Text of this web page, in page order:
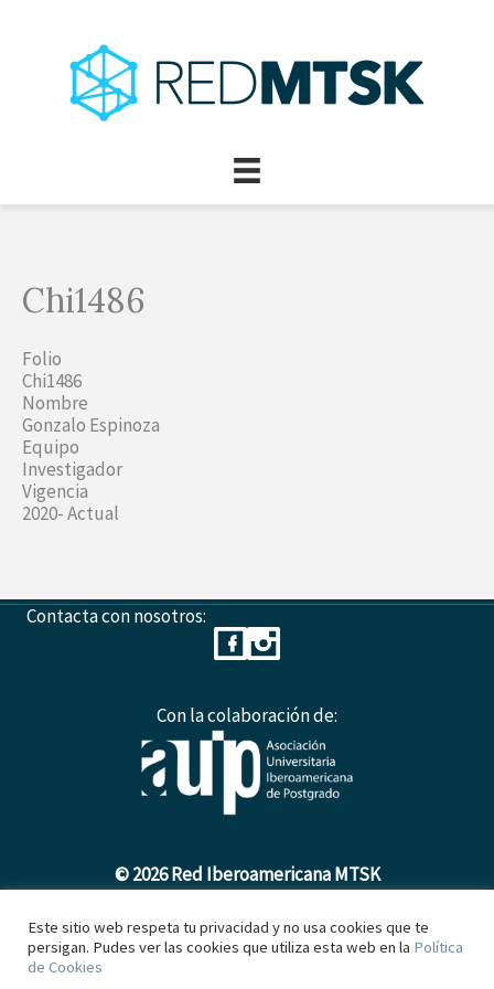
contenido
Chi1486
Folio
Chi1486
Nombre
Gonzalo Espinoza
Equipo
Investigador
Vigencia
2020- Actual
Contacta con nosotros:
Con la colaboración de:
© 2026 Red Iberoamericana MTSK
Política de Cookies
Este sitio web respeta tu privacidad y no usa cookies que te
persigan. Pudes ver las cookies que utiliza esta web en la Política
de Cookies